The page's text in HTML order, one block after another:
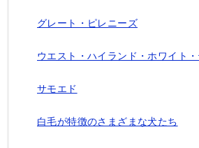
グレート・ピレニーズ
ウエスト・ハイランド・ホワイト
サモエド
白毛が特徴のさまざまな犬たち